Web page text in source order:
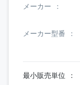
メーカー
メーカー型番
最小販売単位